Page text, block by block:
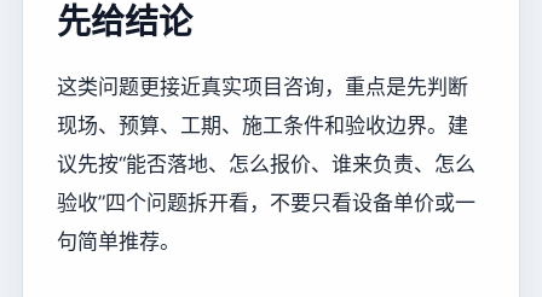
先给结论
这类问题更接近真实项目咨询，重点是先判断
现场、预算、工期、施工条件和验收边界。建
议先按“能否落地、怎么报价、谁来负责、怎么
验收”四个问题拆开看，不要只看设备单价或一
句简单推荐。